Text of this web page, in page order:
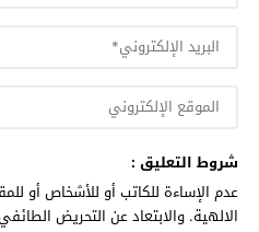
شروط التعليق :
عدم الإساءة للكاتب أو للأشخاص أو
الالهية. والابتعاد عن التحريض